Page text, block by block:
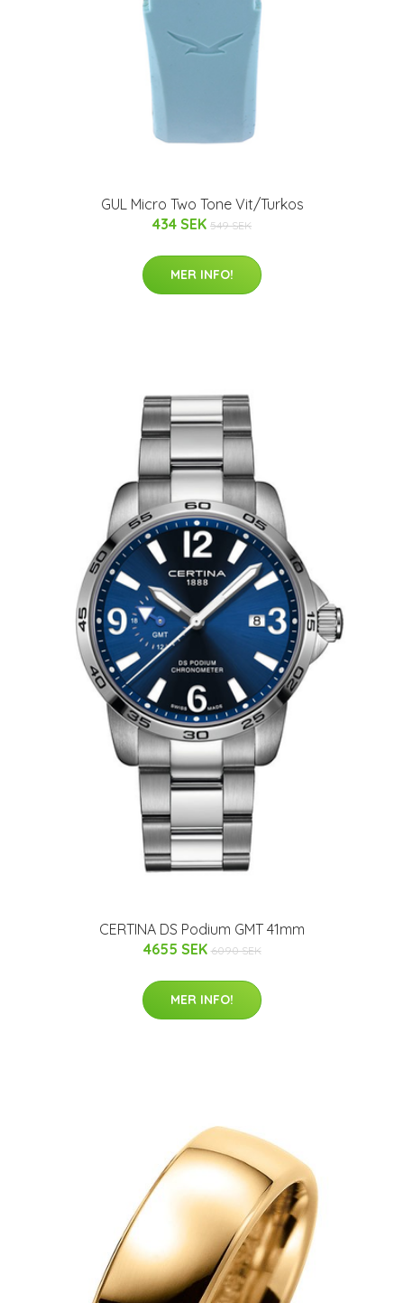
GUL Micro Two Tone Vit/Turkos
434 SEK 549 SEK
MER INFO!
CERTINA DS Podium GMT 41mm
4655 SEK 6090 SEK
MER INFO!